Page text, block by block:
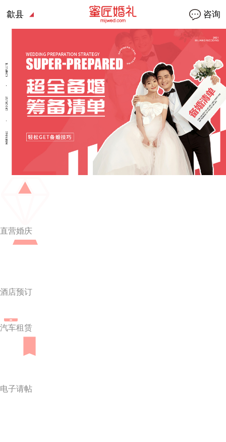
歙县 咨询
直营婚庆
酒店预订
汽车租赁
电子请帖